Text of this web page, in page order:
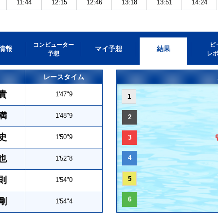
11:44 12:15 12:46 13:18 13:51 14:24
報
コンピューター
予想
マイ予想 結果
ピ
レ
レースタイム
1'47"9
1'48"9
1'50"9
1'52"8
1'54"0
1'54"4
1
2
3
4
5
6